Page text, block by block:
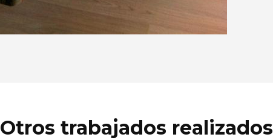
Otros trabajados realizados